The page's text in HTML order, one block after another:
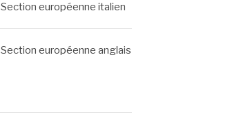
Section européenne italien
Section européenne anglais